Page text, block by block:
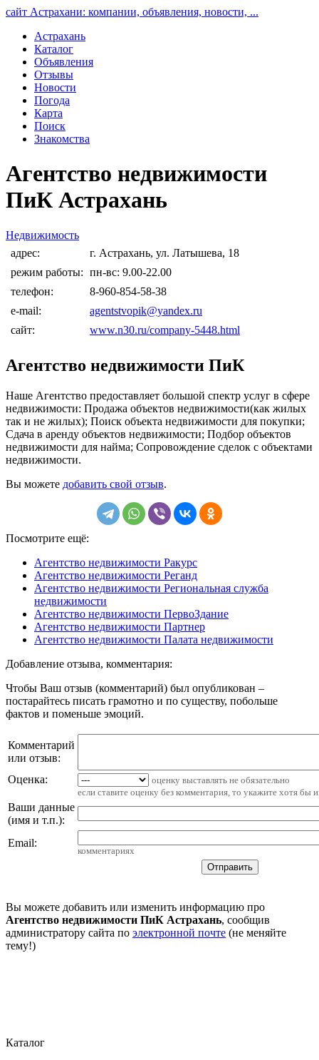
сайт Астрахани: компании, объявления, новости, ...
Астрахань
Каталог
Объявления
Отзывы
Новости
Погода
Карта
Поиск
Знакомства
Агентство недвижимости
ПиК Астрахань
Недвижимость
адрес:
г. Астрахань, ул. Латышева, 18
режим работы: пн-вс: 9.00-22.00
телефон:
8-960-854-58-38
e-mail:
agentstvopik@yandex.ru
сайт:
www.n30.ru/company-5448.html
Агентство недвижимости ПиК
Наше Агентство предоставляет большой спектр услуг в сфере
недвижимости: Продажа объектов недвижимости(как жилых
так и не жилых); Поиск объекта недвижимости для покупки;
Сдача в аренду объектов недвижимости; Подбор объектов
недвижимости для найма; Сопровождение сделок с объектами
недвижимости.
Вы можете добавить свой отзыв.
Посмотрите ещё:
Агентство недвижимости Ракурс
Агентство недвижимости Реганд
Агентство недвижимости Региональная служба
недвижимости
Агентство недвижимости ПервоЗдание
Агентство недвижимости Партнер
Агентство недвижимости Палата недвижимости
Добавление отзыва, комментария:
Чтобы Ваш отзыв (комментарий) был опубликован –
постарайтесь писать грамотно и по существу, побольше
фактов и поменьше эмоций.
Комментарий
или отзыв:
Оценка:
оценку выставлять не обязательно
если ставите оценку без комментария, то укажите хотя бы
Ваши данные
(имя и т.п.):
Email:
комментариях
Вы можете добавить или изменить информацию про
Агентство недвижимости ПиК Астрахань, сообщив
администратору сайта по электронной почте (не меняйте
тему!)
Каталог